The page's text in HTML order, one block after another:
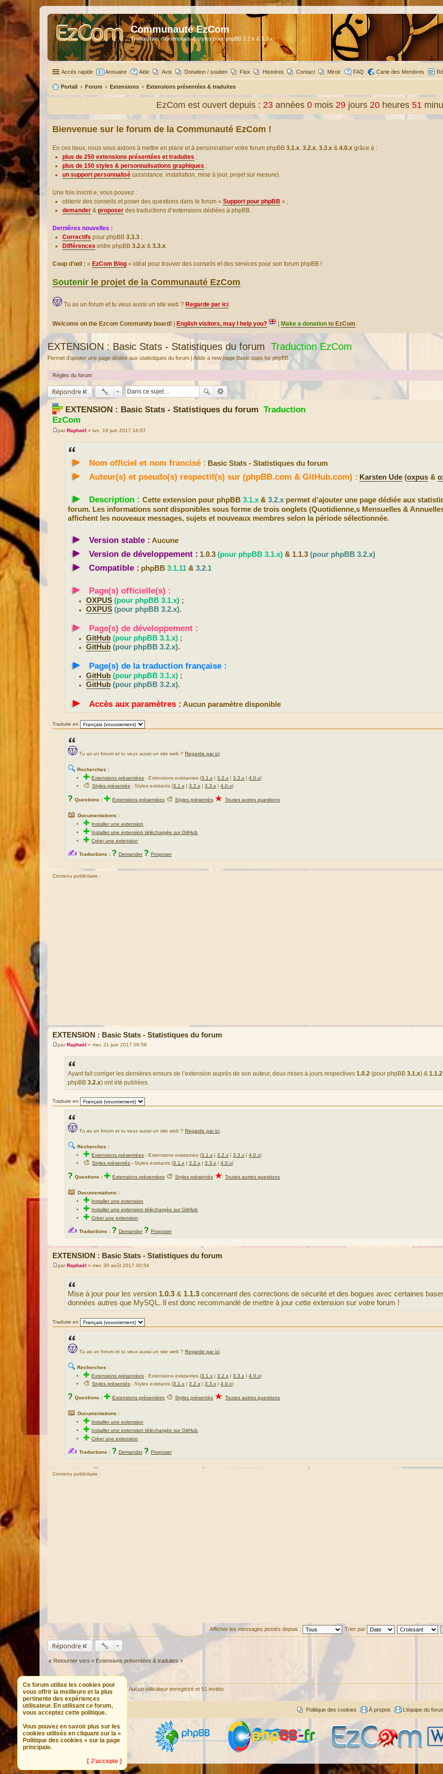
Communauté EzCom
Traductions d'extensions & styles pour phpBB 3.2.x & 3.3.x
Accès rapide Annuaire Aide Avis Donation / soutien Flux Histoires Contact Miroir FAQ Carte des Membres
Portail Forum Extensions Extensions présentées & traduites
EzCom est ouvert depuis : 23 années 0 mois 29 jours 20 heures 51
Bienvenue sur le forum de la Communauté EzCom !
En ces lieux, nous vous aidons à mettre en place et à personnaliser votre forum phpBB 3.1.x, 3.2.x, 3.3.x & 4.0.x grâce à :
plus de 250 extensions présentées et traduites ;
plus de 150 styles & personnalisations graphiques ;
un support personnalisé (assistance, installation, mise à jour, projet sur mesure).
Une fois inscrit.e, vous pouvez :
obtenir des conseils et poser des questions dans le forum « Support pour phpBB » ;
demander & proposer des traductions d’extensions dédiées à phpBB.
Dernières nouvelles :
Correctifs pour phpBB 3.3.3 ;
Différences entre phpBB 3.2.x & 3.3.x.
Coup d’œil : « EzCom Blog » idéal pour trouver des conseils et des services pour son forum phpBB !
Soutenir le projet de la Communauté EzCom.
Tu as un forum et tu veux aussi un site web ? Regarde par ici.
Welcome on the Ezcom Community board! English visitors, may I help you? Make a donation to EzCom.
EXTENSION : Basic Stats - Statistiques du forum Traduction EzCom
Permet d’ajouter une page dédiée aux statistiques du forum | Adds a new page Basic stats for phpBB.
Règles du forum
Répondre
EXTENSION : Basic Stats - Statistiques du forum Traduction
EzCom
M
parRaphaël » lun. 19 juin 2017 16:07
► Nom officiel et nom francisé : Basic Stats - Statistiques du forum
► Auteur(s) et pseudo(s) respectif(s) sur (phpBB.com & GitHub.com) : Karsten Ude (oxpus &
► Description : Cette extension pour phpBB 3.1.x & 3.2.x permet d’ajouter une page dédiée aux
forum. Les informations sont disponibles sous forme de trois onglets (Quotidienne,s Mensuelles &
affichent les nouveaux messages, sujets et nouveaux membres selon la période sélectionnée.
► Version stable : Aucune
► Version de développement : 1.0.3 (pour phpBB 3.1.x) & 1.1.3 (pour phpBB 3.2.x)
► Compatible : phpBB 3.1.11 & 3.2.1
► Page(s) officielle(s) :
OXPUS (pour phpBB 3.1.x) ;
OXPUS (pour phpBB 3.2.x).
► Page(s) de développement :
GitHub (pour phpBB 3.1.x) ;
GitHub (pour phpBB 3.2.x).
► Page(s) de la traduction française :
GitHub (pour phpBB 3.1.x) ;
GitHub (pour phpBB 3.2.x).
► Accès aux paramètres : Aucun paramètre disponible
Traduire en
Tu as un forum et tu veux aussi un site web ? Regarde par ici.
🔍 Recherches :
✚Extensions présentées -Extensions existantes (3.1.x |3.2.x |3.3.x |4.0.x)
🎨Styles présentés - Styles existants (3.1.x |3.2.x |3.3.x |4.0.x)
? Questions : ✚ Extensions présentées 🎨 Styles présentés ★ Toutes autres questions
📖 Documentations :
✚ Installer une extension
✚ Installer une extension téléchargée sur GitHub
✚Créer une extension
✍ Traductions : ? Demander ? Proposer
Contenu publicitaire :
EXTENSION : Basic Stats - Statistiques du forum
M
parRaphaël » mer. 21 juin 2017 06:58
Ayant fait corriger les dernières erreurs de l’extension auprès de son auteur, deux mises à jours respectives 1.0.2 (pour phpBB 3.1.x) & 1.1.2
phpBB 3.2.x) ont été publiées.
Traduire en
Tu as un forum et tu veux aussi un site web ? Regarde par ici
🔍 Recherches :
✚Extensions présentées -Extensions existantes (3.1.x |3.2.x |3.3.x |4.0.x)
🎨Styles présentés - Styles existants (3.1.x |3.2.x |3.3.x |4.0.x)
? Questions : ✚ Extensions présentées 🎨 Styles présentés ★ Toutes autres questions
📖 Documentations :
✚ Installer une extension
✚ Installer une extension téléchargée sur GitHub
✚Créer une extension
✍ Traductions : ? Demander ? Proposer
EXTENSION : Basic Stats - Statistiques du forum
M
parRaphaël » mer. 30 août 2017 00:54
Mise à jour pour les version 1.0.3 & 1.1.3 concernant des corrections de sécurité et des bogues avec certaines
données autres que MySQL. Il est donc recommandé de mettre à jour cette extension sur votre forum !
Traduire en
Tu as un forum et tu veux aussi un site web ? Regarde par ici
🔍 Recherches :
✚Extensions présentées -Extensions existantes (3.1.x |3.2.x |3.3.x |4.0.x)
🎨Styles présentés - Styles existants (3.1.x |3.2.x |3.3.x |4.0.x)
? Questions : ✚ Extensions présentées 🎨 Styles présentés ★ Toutes autres questions
📖 Documentations :
✚ Installer une extension
✚ Installer une extension téléchargée sur GitHub
✚Créer une extension
✍ Traductions : ? Demander ? Proposer
Contenu publicitaire :
Afficher les messages postés depuis : Trier par
Répondre
Retourner vers « Extensions présentées & traduites »
Utilisateurs parcourant ce forum : Aucun utilisateur enregistré et 51 invités
Ce forum utilise les cookies pour
vous offrir la meilleure et la plus
pertinente des expériences
utilisateur. En utilisant ce forum,
vous acceptez cette politique.
Vous pouvez en savoir plus sur les
cookies utilisés en cliquant sur la «
Politique des cookies » sur la page
principale.
[ J’accepte ]
Portail Forum L’équipe du
À propos
Politique des cookies